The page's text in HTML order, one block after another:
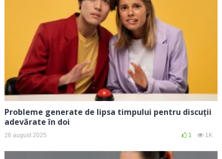
Probleme generate de lipsa timpului pentru discuții
adevărate în doi
26 august 2025 1 1K